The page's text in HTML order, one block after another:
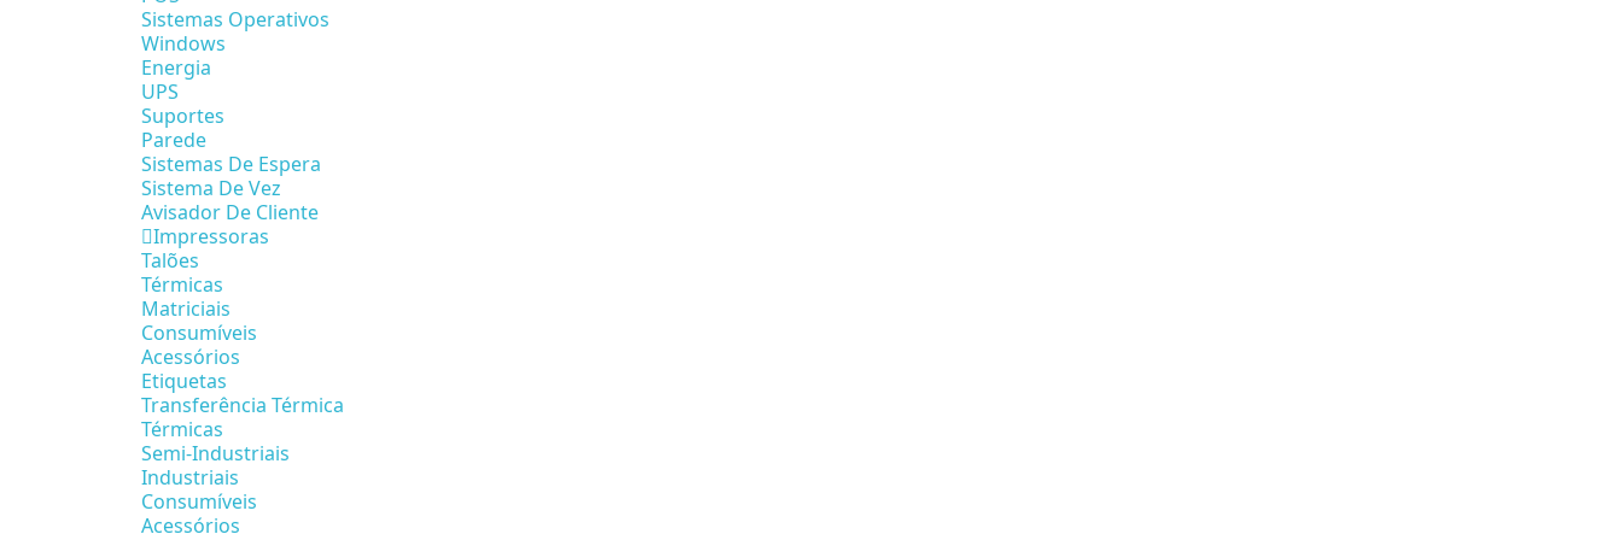
Sistemas Operativos
Windows
Energia
UPS
Suportes
Parede
Sistemas De Espera
Sistema De Vez
Avisador De Cliente
Impressoras
Talões
Térmicas
Matriciais
Consumíveis
Acessórios
Etiquetas
Transferência Térmica
Térmicas
Semi-Industriais
Industriais
Consumíveis
Acessórios